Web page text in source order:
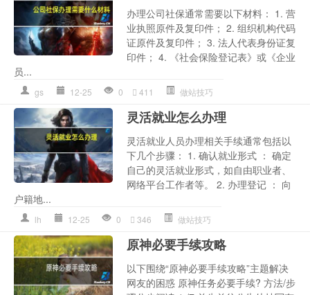
办理公司社保通常需要以下材料： 1. 营
业执照原件及复印件； 2. 组织机构代码
证原件及复印件； 3. 法人代表身份证复
印件； 4. 《社会保险登记表》或《企业
员...
gs 12-25 0 411 做站技巧
灵活就业怎么办理
灵活就业人员办理相关手续通常包括以
下几个步骤： 1. 确认就业形式 ： 确定
自己的灵活就业形式，如自由职业者、
网络平台工作者等。 2. 办理登记 ： 向
户籍地...
lh 12-25 0 346 做站技巧
原神必要手续攻略
以下围绕“原神必要手续攻略”主题解决
网友的困惑 原神任务必要手续? 方法/步